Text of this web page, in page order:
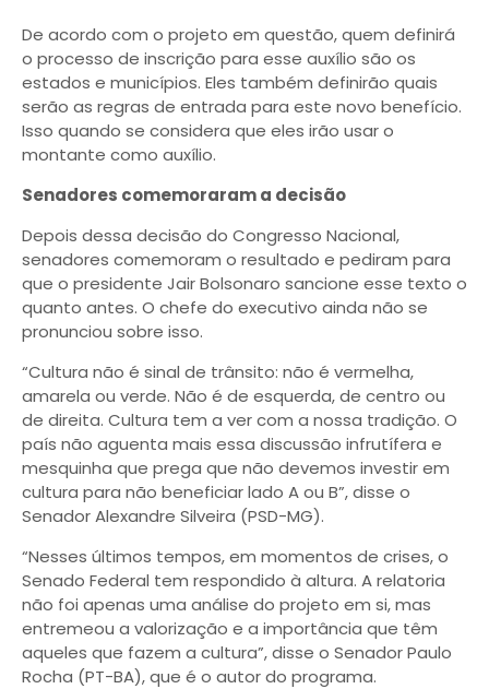
De acordo com o projeto em questão, quem definirá
o processo de inscrição para esse auxílio são os
estados e municípios. Eles também definirão quais
serão as regras de entrada para este novo benefício.
Isso quando se considera que eles irão usar o
montante como auxílio.
Senadores comemoraram a decisão
Depois dessa decisão do Congresso Nacional,
senadores comemoram o resultado e pediram para
que o presidente Jair Bolsonaro sancione esse texto o
quanto antes. O chefe do executivo ainda não se
pronunciou sobre isso.
“Cultura não é sinal de trânsito: não é vermelha,
amarela ou verde. Não é de esquerda, de centro ou
de direita. Cultura tem a ver com a nossa tradição. O
país não aguenta mais essa discussão infrutífera e
mesquinha que prega que não devemos investir em
cultura para não beneficiar lado A ou B”, disse o
Senador Alexandre Silveira (PSD-MG).
“Nesses últimos tempos, em momentos de crises, o
Senado Federal tem respondido à altura. A relatoria
não foi apenas uma análise do projeto em si, mas
entremeou a valorização e a importância que têm
aqueles que fazem a cultura”, disse o Senador Paulo
Rocha (PT-BA), que é o autor do programa.